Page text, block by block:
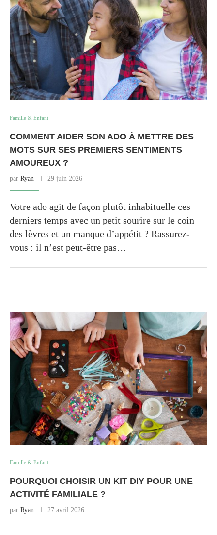
Famille & Enfant
COMMENT AIDER SON ADO À METTRE DES
MOTS SUR SES PREMIERS SENTIMENTS
AMOUREUX ?
par Ryan 29 juin 2026
Votre ado agit de façon plutôt inhabituelle ces
derniers temps avec un petit sourire sur le coin
des lèvres et un manque d’appétit ? Rassurez-
vous : il n’est peut-être pas…
Famille & Enfant
POURQUOI CHOISIR UN KIT DIY POUR UNE
ACTIVITÉ FAMILIALE ?
par Ryan 27 avril 2026